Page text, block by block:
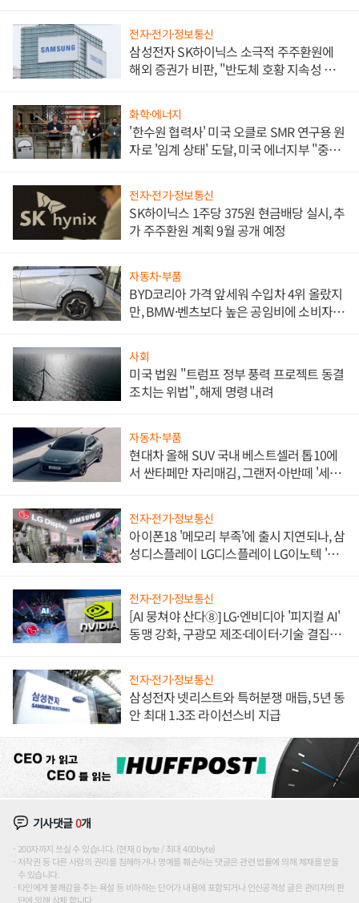
전자·전기·정보통신
삼성전자 SK하이닉스 소극적 주주환원에
해외 증권가 비판, "반도체 호황 지속성 의
화학·에너지
'한수원 협력사' 미국 오클로 SMR 연구용 원
자로 '임계 상태' 도달, 미국 에너지부 "중요
전자·전기·정보통신
SK하이닉스 1주당 375원 현금배당 실시, 추
가 주주환원 계획 9월 공개 예정
자동차·부품
BYD코리아 가격 앞세워 수입차 4위 올랐지
만, BMW·벤츠보다 높은 공임비에 소비자
사회
미국 법원 "트럼프 정부 풍력 프로젝트 동결
조치는 위법", 해제 명령 내려
자동차·부품
현대차 올해 SUV 국내 베스트셀러 톱10에
서 싼타페만 자리매김, 그랜저·아반떼 '세단
전자·전기·정보통신
아이폰18 '메모리 부족'에 출시 지연되나, 삼
성디스플레이 LG디스플레이 LG이노텍 '탈
전자·전기·정보통신
[AI 뭉쳐야 산다⑧] LG·엔비디아 '피지컬 AI'
동맹 강화, 구광모 제조·데이터·기술 결집
전자·전기·정보통신
삼성전자 넷리스트와 특허분쟁 매듭, 5년 동
안 최대 1.3조 라이선스비 지급
기사댓글0개
200자까지 쓰실 수 있습니다. (현재 0 byte / 최대 400byte)
저작권 등 다른 사람의 권리를 침해하거나 명예를 훼손하는 댓글은 관련 법률에 의해 제재를 받을
수 있습니다.
타인에게 불쾌감을 주는 욕설 등 비하하는 단어가 내용에 포함되거나 인신공격성 글은 관리자의 판
단에 의해 삭제 합니다.